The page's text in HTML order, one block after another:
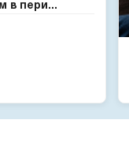
в пери...